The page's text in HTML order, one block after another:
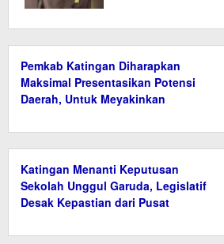
Pemkab Katingan Diharapkan
Maksimal Presentasikan Potensi
Daerah, Untuk Meyakinkan
Katingan Menanti Keputusan
Sekolah Unggul Garuda, Legislatif
Desak Kepastian dari Pusat